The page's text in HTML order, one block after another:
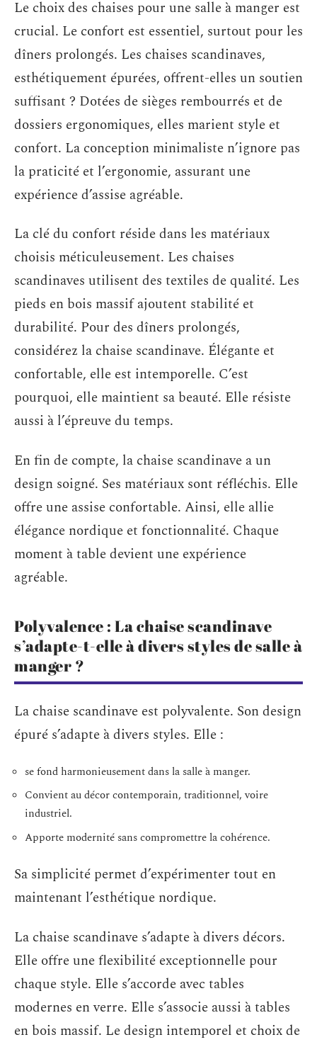
Le choix des chaises pour une salle à manger est
crucial. Le confort est essentiel, surtout pour les
dîners prolongés. Les chaises scandinaves,
esthétiquement épurées, offrent-elles un soutien
suffisant ? Dotées de sièges rembourrés et de
dossiers ergonomiques, elles marient style et
confort. La conception minimaliste n’ignore pas
la praticité et l’ergonomie, assurant une
expérience d’assise agréable.
La clé du confort réside dans les matériaux
choisis méticuleusement. Les chaises
scandinaves utilisent des textiles de qualité. Les
pieds en bois massif ajoutent stabilité et
durabilité. Pour des dîners prolongés,
considérez la chaise scandinave. Élégante et
confortable, elle est intemporelle. C’est
pourquoi, elle maintient sa beauté. Elle résiste
aussi à l’épreuve du temps.
En fin de compte, la chaise scandinave a un
design soigné. Ses matériaux sont réfléchis. Elle
offre une assise confortable. Ainsi, elle allie
élégance nordique et fonctionnalité. Chaque
moment à table devient une expérience
agréable.
Polyvalence : La chaise scandinave
s’adapte-t-elle à divers styles de salle à
manger ?
La chaise scandinave est polyvalente. Son design
épuré s’adapte à divers styles. Elle :
se fond harmonieusement dans la salle à manger.
Convient au décor contemporain, traditionnel, voire
industriel.
Apporte modernité sans compromettre la cohérence.
Sa simplicité permet d’expérimenter tout en
maintenant l’esthétique nordique.
La chaise scandinave s’adapte à divers décors.
Elle offre une flexibilité exceptionnelle pour
chaque style. Elle s’accorde avec tables
modernes en verre. Elle s’associe aussi à tables
en bois massif. Le design intemporel et choix de